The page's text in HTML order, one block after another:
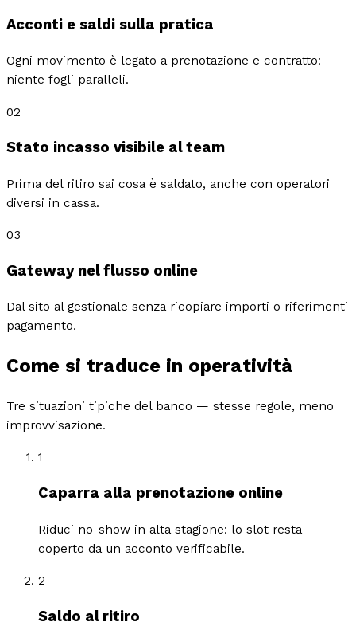
Acconti e saldi sulla pratica
Ogni movimento è legato a prenotazione e contratto:
niente fogli paralleli.
02
Stato incasso visibile al team
Prima del ritiro sai cosa è saldato, anche con operatori
diversi in cassa.
03
Gateway nel flusso online
Dal sito al gestionale senza ricopiare importi o riferimenti
pagamento.
Come si traduce in operatività
Tre situazioni tipiche del banco — stesse regole, meno
improvvisazione.
1
Caparra alla prenotazione online
Riduci no-show in alta stagione: lo slot resta
coperto da un acconto verificabile.
2
Saldo al ritiro